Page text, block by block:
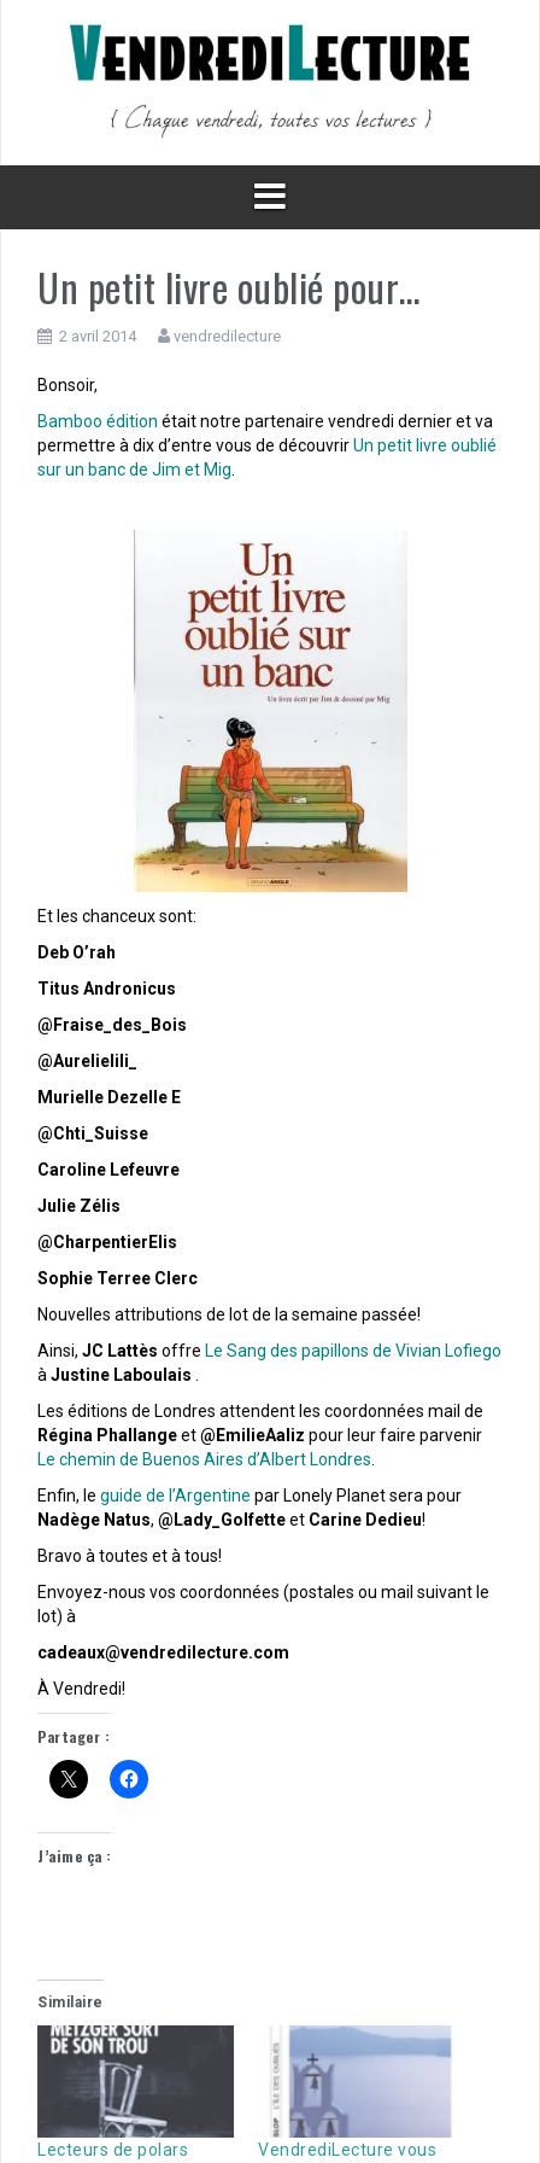
Un petit livre oublié pour…
2 avril 2014 vendredilecture
Bonsoir,
Bamboo édition était notre partenaire vendredi dernier et va
permettre à dix d’entre vous de découvrirUn petit livre oublié
sur un banc de Jim et Mig
Et les chanceux sont:
Deb O’rah
Titus Andronicus
@Fraise_des_Bois
@Aurelielili_
Murielle Dezelle E
@Chti_Suisse
Caroline Lefeuvre
Julie Zélis
@CharpentierElis
Sophie Terree Clerc
Nouvelles attributions de lot de la semaine passée!
Ainsi, JC Lattès offre Le Sang des papillons de Vivian Lofiego
à Justine Laboulais
Les éditions de Londres attendent les coordonnées mail de
Régina Phallangeet@EmilieAaliz pour leur faire parvenir
Le chemin de Buenos Aires d’Albert Londres
Enfin, le guide de l’Argentine par Lonely Planet sera pour
Nadège Natus, @Lady_Golfetteet Carine Dedieu!
Bravo à toutes et à tous!
Envoyez-nous vos coordonnées (postales ou mail suivant le
lot) à
cadeaux@vendredilecture.com
À Vendredi!
Partager :
J’aime ça :
Similaire
Lecteurs de polars VendrediLecture vous